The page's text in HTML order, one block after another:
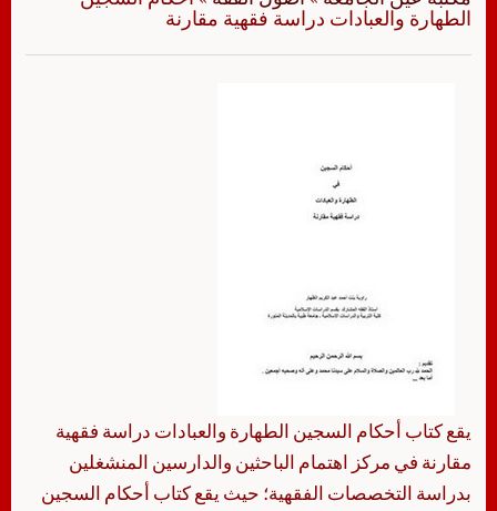
الطهارة والعبادات دراسة فقهية مقارنة
يقع كتاب أحكام السجين الطهارة والعبادات دراسة فقهية
مقارنة في مركز اهتمام الباحثين والدارسين المنشغلين
بدراسة التخصصات الفقهية؛ حيث يقع كتاب أحكام السجين